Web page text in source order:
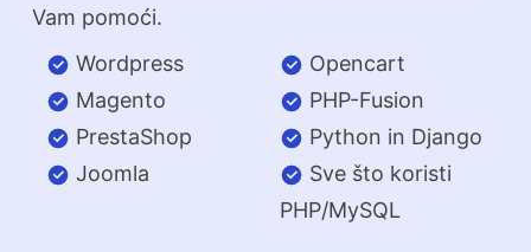
Vam pomoći.
Wordpress
Magento
PrestaShop
Joomla
Opencart
PHP-Fusion
Python in Django
Sve što koristi
PHP/MySQL